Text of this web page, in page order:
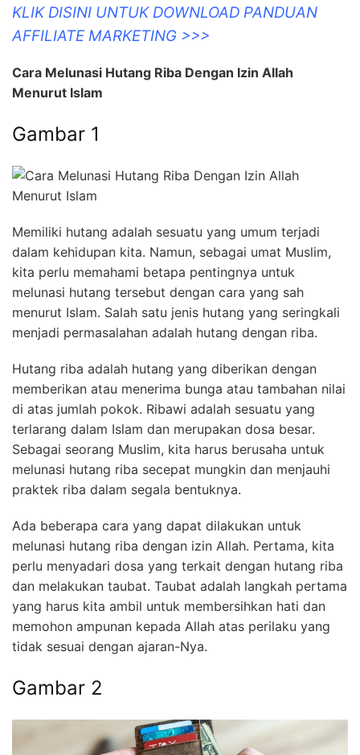
KLIK DISINI UNTUK DOWNLOAD PANDUAN
AFFILIATE MARKETING >>>
Cara Melunasi Hutang Riba Dengan Izin Allah
Menurut Islam
Gambar 1
Memiliki hutang adalah sesuatu yang umum terjadi
dalam kehidupan kita. Namun, sebagai umat Muslim,
kita perlu memahami betapa pentingnya untuk
melunasi hutang tersebut dengan cara yang sah
menurut Islam. Salah satu jenis hutang yang seringkali
menjadi permasalahan adalah hutang dengan riba.
Hutang riba adalah hutang yang diberikan dengan
memberikan atau menerima bunga atau tambahan nilai
di atas jumlah pokok. Ribawi adalah sesuatu yang
terlarang dalam Islam dan merupakan dosa besar.
Sebagai seorang Muslim, kita harus berusaha untuk
melunasi hutang riba secepat mungkin dan menjauhi
praktek riba dalam segala bentuknya.
Ada beberapa cara yang dapat dilakukan untuk
melunasi hutang riba dengan izin Allah. Pertama, kita
perlu menyadari dosa yang terkait dengan hutang riba
dan melakukan taubat. Taubat adalah langkah pertama
yang harus kita ambil untuk membersihkan hati dan
memohon ampunan kepada Allah atas perilaku yang
tidak sesuai dengan ajaran-Nya.
Gambar 2